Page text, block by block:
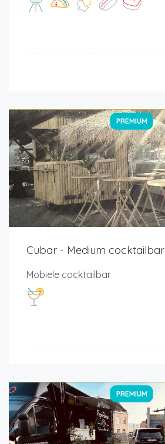
PREMIUM
Cubar - Medium cocktailbar
Mobiele cocktailbar
PREMIUM